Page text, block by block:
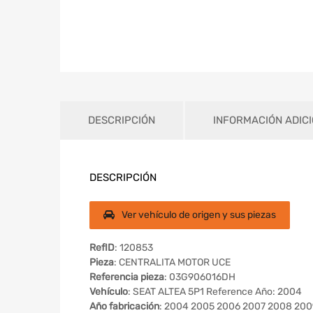
DESCRIPCIÓN INFORMACIÓN
DESCRIPCIÓN
Ver vehículo de origen y sus piezas
RefID: 120853
Pieza: CENTRALITA MOTOR UCE
Referencia pieza: 03G906016DH
Vehículo: SEAT ALTEA 5P1 Reference Año: 2004
Año fabricación: 2004 2005 2006 2007 2008